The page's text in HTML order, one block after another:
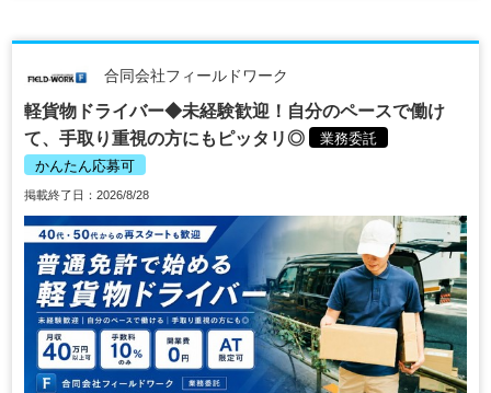
合同会社フィールドワーク
軽貨物ドライバー◆未経験歓迎！自分のペースで働け
て、手取り重視の方にもピッタリ◎
業務委託
かんたん応募可
掲載終了日：2026/8/28